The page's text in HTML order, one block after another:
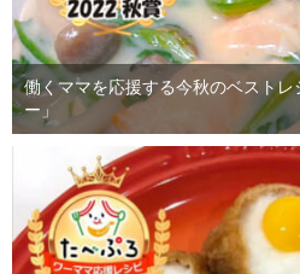
働くママを応援する今秋のベスト
ー」